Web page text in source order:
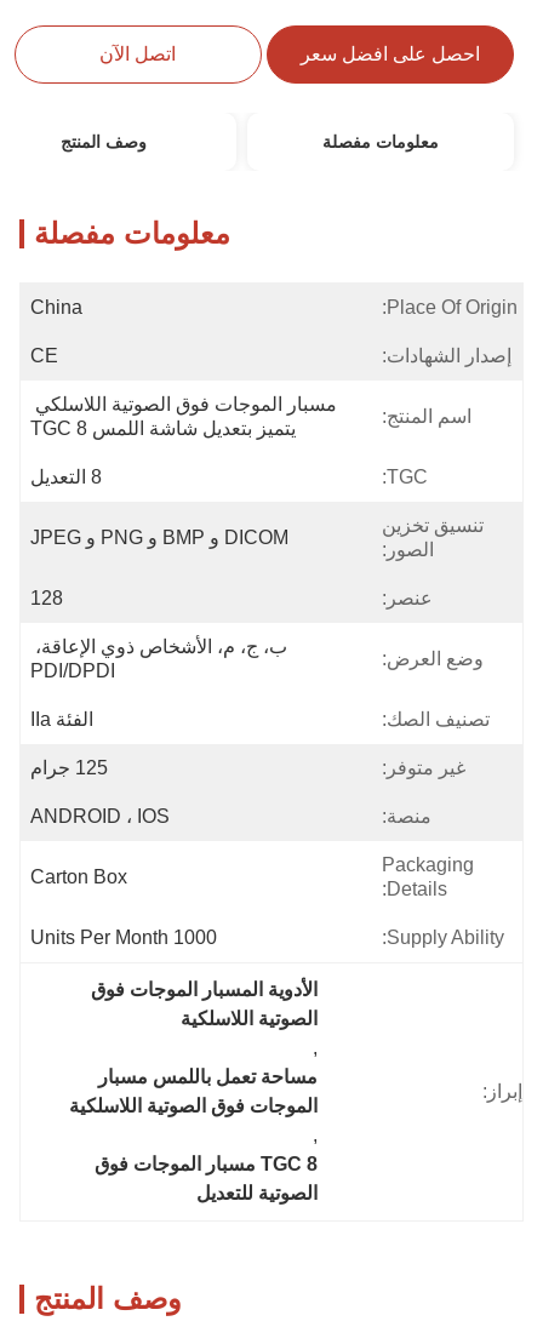
احصل على افضل سعر اتصل الآن
معلومات مفصلة وصف المنتج
معلومات مفصلة
Place Of Origin:
China
إصدار الشهادات: CE
اسم المنتج:
يتميز بتعديل شاشة اللمس TGC 8
TGC: 8 التعديل
تنسيق تخزين
الصور:
DICOM و BMP و PNG و JPEG
عنصر: 128
وضع العرض:
ب، ج، م، الأشخاص ذوي الإعاقة،
PDI/DPDI
تصنيف الصك: الفئة IIa
غير متوفر: 125 جرام
منصة: ANDROID ، IOS
Packaging
Details:
Carton Box
Supply Ability:
1000 Units Per Month
إبراز:
الأدوية المسبار الموجات فوق
الصوتية اللاسلكية
,
مساحة تعمل باللمس مسبار
الموجات فوق الصوتية اللاسلكية
,
TGC 8 مسبار الموجات فوق
الصوتية للتعديل
وصف المنتج